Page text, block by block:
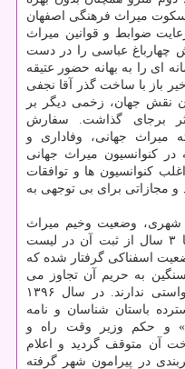
میراث فرهنگی اصفهان
ضوابط و قوانین میراث
چهارباغ عباسی را در دست
ای را به بهانه حضور عتیقه
باز با ساخت گذر آقا نجفی
میدان نقش جهان، زخمی دیگر بر
برجای گذاشت. سفارش
میراث جهانی، وفاداری و
كنوانسیون میراث جهانی
اغلب كنوانسیون ها و توافقات
مجازاتی برای بی توجهی به
شهری، وضعیت وخیم میراث
است كه تنها ۳ سال از ثبت آن در لیست
اسفناكی گرفتار شده كه
به حریم آن تجاوز می
كنند و بیم هیچگونه مجازات و بازخواستی ندارند. در سال ۱۳۹۶
باستان شناسان و نامه
و حكم وزیر وقت راه و
آن متوقف گردید و اعلام
در پیرامون شهر گرفته